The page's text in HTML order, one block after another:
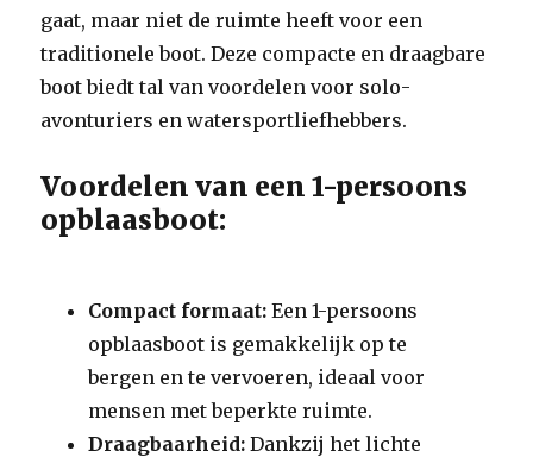
gaat, maar niet de ruimte heeft voor een
traditionele boot. Deze compacte en draagbare
boot biedt tal van voordelen voor solo-
avonturiers en watersportliefhebbers.
Voordelen van een 1-persoons
opblaasboot:
Compact formaat: Een 1-persoons
opblaasboot is gemakkelijk op te
bergen en te vervoeren, ideaal voor
mensen met beperkte ruimte.
Draagbaarheid: Dankzij het lichte